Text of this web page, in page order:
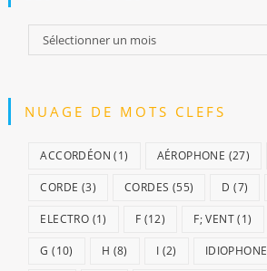
Les
archives
Sélectionner un mois
NUAGE DE MOTS CLEFS
ACCORDÉON (1) AÉROPHONE (27)
CORDE (3) CORDES (55) D (7)
ELECTRO (1) F (12) F; VENT(1)
G (10) H (8) I (2) IDIOPHONE